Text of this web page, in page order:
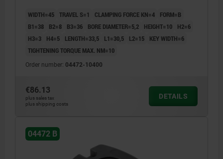
1) Clamping start position
2) Clamping end position
WIDTH=45 TRAVEL S=1 CLAMPING FORCE KN=4
FORM=B
B1=38
B2=8 B3=36 BORE DIAMETER=5,2 HEIGHT=10
H2=6
H3=3
H4=5 LENGTH=33,5 L1=30,5 L2=15
KEY WIDTH=6
TIGHTENING TORQUE MAX. NM=10
Order number: 04472-10400
€86.13
plus sales tax
plus shipping costs
DETAILS
04472 B